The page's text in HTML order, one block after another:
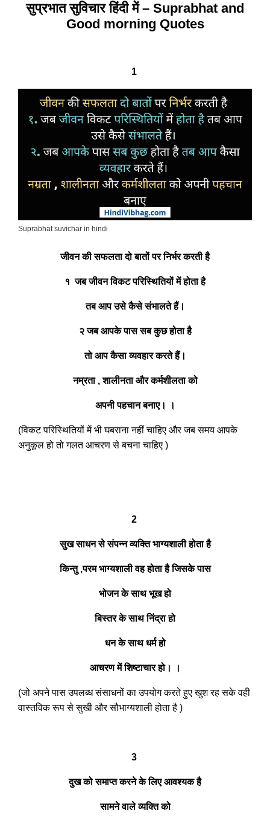
सुप्रभात सुविचार हिंदी में – Suprabhat and
Good morning Quotes
1
Suprabhat suvichar in hindi
जीवन की सफलता दो बातों पर निर्भर करती है
१ जब जीवन विकट परिस्थितियों में होता है
तब आप उसे कैसे संभालते हैं।
२ जब आपके पास सब कुछ होता है
तो आप कैसा व्यवहार करते हैं।
नम्रता , शालीनता और कर्मशीलता को
अपनी पहचान बनाए। ।
(विकट परिस्थितियों में भी घबराना नहीं चाहिए और जब समय आपके
अनुकूल हो तो गलत आचरण से बचना चाहिए )
2
सुख साधन से संपन्न व्यक्ति भाग्यशाली होता है
किन्तु ,परम भाग्यशाली वह होता है जिसके पास
भोजन के साथ भूख हो
बिस्तर के साथ निंद्रा हो
धन के साथ धर्म हो
आचरण में शिष्टाचार हो। ।
(जो अपने पास उपलब्ध संसाधनों का उपयोग करते हुए खुश रह सके वही
वास्तविक रूप से सुखी और सौभाग्यशाली होता है )
3
दुख को समाप्त करने के लिए आवश्यक है
सामने वाले व्यक्ति को